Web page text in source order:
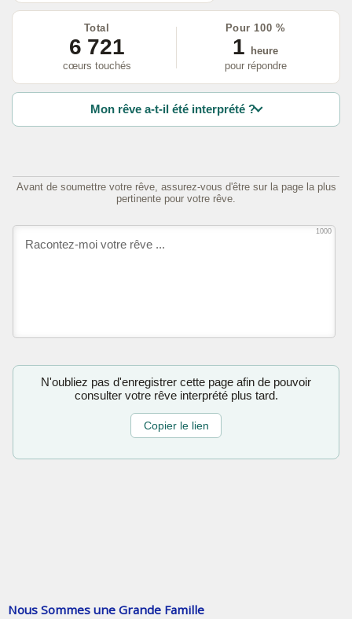
Total
6 721
cœurs touchés
Pour 100 %
1
heure
pour répondre
Mon rêve a-t-il été interprété ?
Avant de soumettre votre rêve, assurez-vous d'être sur la page la plus
pertinente pour votre rêve.
1000
N'oubliez pas d'enregistrer cette page afin de pouvoir
consulter votre rêve interprété plus tard.
Copier le lien
Nous Sommes une Grande Famille